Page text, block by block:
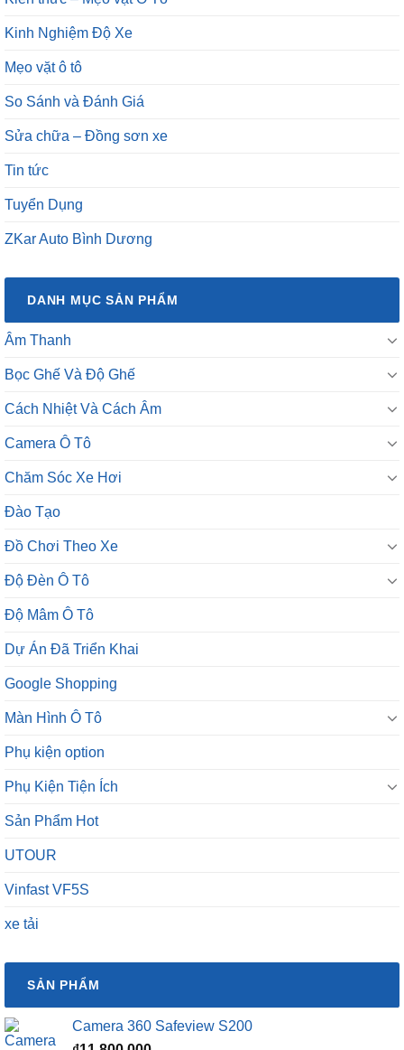
Kinh Nghiệm Độ Xe
Mẹo vặt ô tô
So Sánh và Đánh Giá
Sửa chữa – Đồng sơn xe
Tin tức
Tuyển Dụng
ZKar Auto Bình Dương
DANH MỤC SẢN PHẨM
Âm Thanh
Bọc Ghế Và Độ Ghế
Cách Nhiệt Và Cách Âm
Camera Ô Tô
Chăm Sóc Xe Hơi
Đào Tạo
Đồ Chơi Theo Xe
Độ Đèn Ô Tô
Độ Mâm Ô Tô
Dự Án Đã Triển Khai
Google Shopping
Màn Hình Ô Tô
Phụ kiện option
Phụ Kiện Tiện Ích
Sản Phẩm Hot
UTOUR
Vinfast VF5S
xe tải
SẢN PHẨM
Camera 360 Safeview S200